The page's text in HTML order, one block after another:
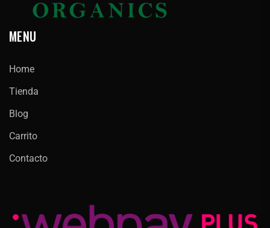
MENU
Home
Tienda
Blog
Carrito
Contacto